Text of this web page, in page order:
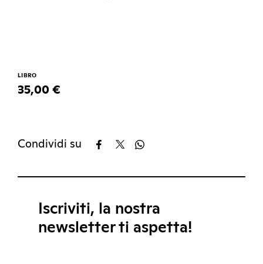
LIBRO
35,00 €
Condividi su
Iscriviti, la nostra
newsletter ti aspetta!